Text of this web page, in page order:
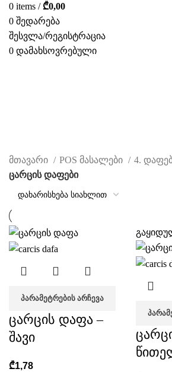
0 items / ₾0,00
0 შედარება
შესვლა/რეგისტრაცია
0 დამახსოვრებული
მთავარი POS მასალები
4.
ცარცის დაფები
ᲞᲐᲠᲐᲛᲔᲢᲠᲔᲑᲘᲡ ᲐᲠᲩᲔᲕᲐ
ცარცის დაფა –
შავი
₾1,78